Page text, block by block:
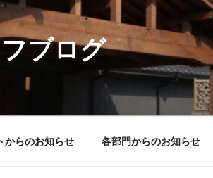
ブログ
からのお知らせ 各部門からのお知らせ